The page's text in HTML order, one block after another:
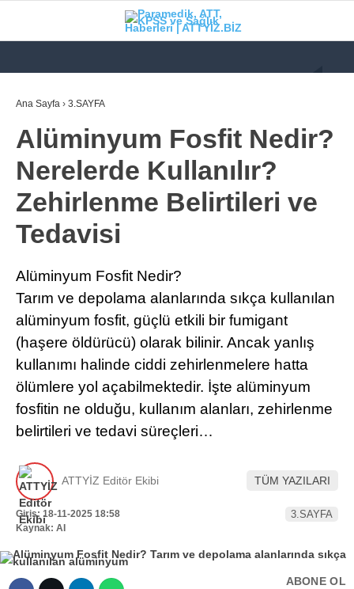
WhatsApp İhbar
Hattı
Youtube
KATEGORİLER
GÜNDEM
112 ACİL
KPSS
STK
İLANLAR
TERCİH ROBOTU
Ana Sayfa › 3.SAYFA
Alüminyum Fosfit Nedir?
Nerelerde Kullanılır?
Zehirlenme Belirtileri ve
Tedavisi
Alüminyum Fosfit Nedir?
Tarım ve depolama alanlarında sıkça kullanılan
alüminyum fosfit, güçlü etkili bir fumigant
(haşere öldürücü) olarak bilinir. Ancak yanlış
kullanımı halinde ciddi zehirlenmelere hatta
ölümlere yol açabilmektedir. İşte alüminyum
fosfitin ne olduğu, kullanım alanları, zehirlenme
belirtileri ve tedavi süreçleri…
ATTYİZ Editör Ekibi TÜM YAZILARI
Giriş: 18-11-2025 18:58
Kaynak: AI
3.SAYFA
ABONE OL